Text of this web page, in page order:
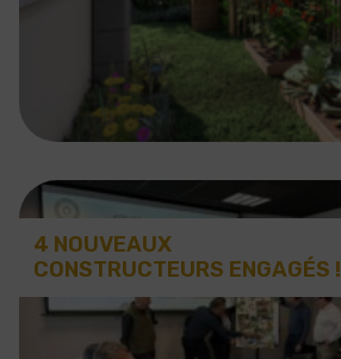
4 NOUVEAUX
CONSTRUCTEURS ENGAGÉS !